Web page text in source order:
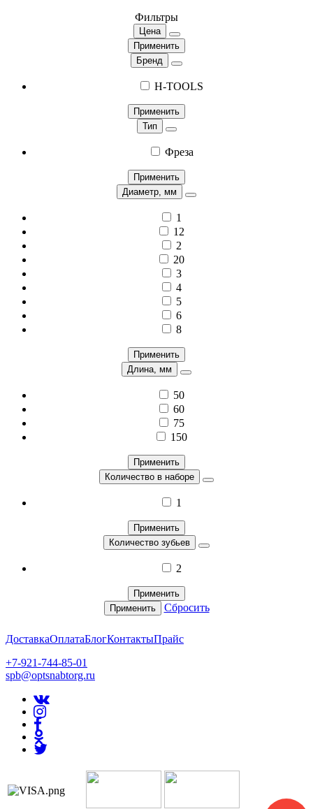
Фильтры
Цена
Применить
Бренд
H-TOOLS
Применить
Тип
Фреза
Применить
Диаметр, мм
1
12
2
20
3
4
5
6
8
Применить
Длина, мм
50
60
75
150
Применить
Количество в наборе
1
Применить
Количество зубьев
2
Применить
Применить
Сбросить
ДоставкаОплатаБлогКонтактыПрайс
+7-921-744-85-01
spb@optsnabtorg.ru